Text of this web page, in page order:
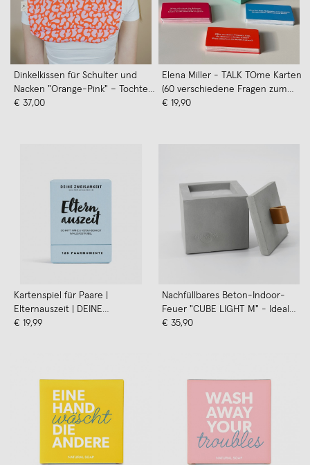
Dinkelkissen für Schulter und
Nacken "Orange-Pink" – Tochter
von Walter
€ 37,00
Elena Miller - TALK TOme Karten
(60 verschiedene Fragen zum
Themen Selbstreflexion,
€ 19,90
Kartenspiel für Paare |
Elternauszeit | DEINE
ZWEISAMKEIT
€ 19,99
Nachfüllbares Beton-Indoor-
Feuer "CUBE LIGHT M" - Ideal
Wachsreste verbrauchen
€ 35,90